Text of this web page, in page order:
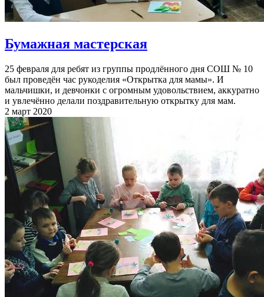
Бумажная мастерская
25 февраля для ребят из группы продлённого дня СОШ № 10
был проведён час рукоделия «Открытка для мамы». И
мальчишки, и девчонки с огромным удовольствием, аккуратно
и увлечённо делали поздравительную открытку для мам.
2 март 2020